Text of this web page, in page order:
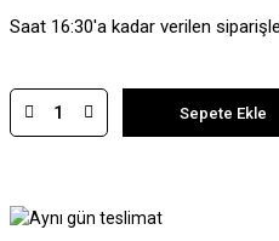
Saat 16:30'a kadar verilen
Sepete Ekle